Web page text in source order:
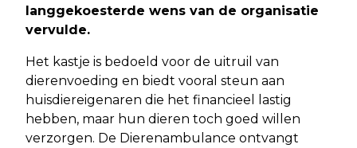
langgekoesterde wens van de organisatie
vervulde.
Het kastje is bedoeld voor de uitruil van
dierenvoeding en biedt vooral steun aan
huisdiereigenaren die het financieel lastig
hebben, maar hun dieren toch goed willen
verzorgen. De Dierenambulance ontvangt